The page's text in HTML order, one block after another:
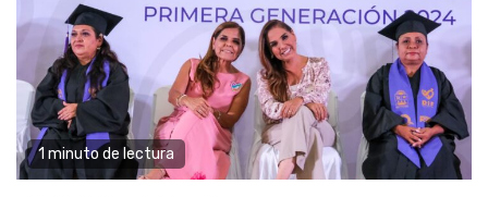
1 minuto de lectura